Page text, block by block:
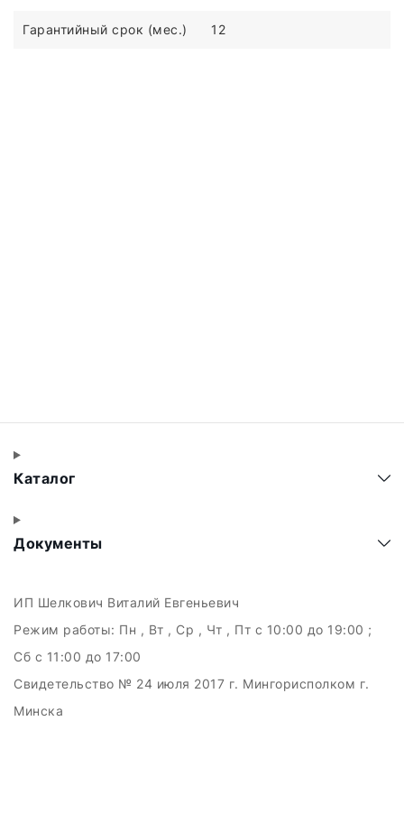
Гарантийный срок (мес.) 12
Каталог
Документы
ИП Шелкович Виталий Евгеньевич
Режим работы: Пн , Вт , Ср , Чт , Пт c 10:00 до 19:00 ;
Сб c 11:00 до 17:00
Свидетельство № 24 июля 2017 г. Мингорисполком г.
Минска